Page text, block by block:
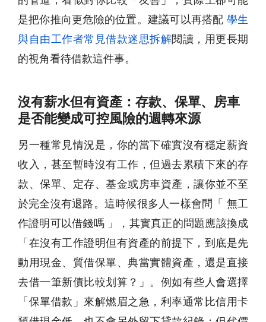
是把你推向更危險的位置。建議可以再搭配 學生
與自由工作者常見借款迷思拆解閱讀，用更長期
的視角看待借款這件事。
沒有薪水但有資產：存款、保單、房車
是否能變成可控風險的週轉來源
另一種常見情況是，你的當下確實沒有穩定薪資
收入，甚至暫時沒有工作，但過去累積下來的存
款、保單、定存、基金或房車資產，讓你並不至
於完全沒有退路。這時候很多人一樣會問「 無工
作證明可以借錢嗎 」，其實真正的問題應該換成
「在沒有工作證明但有資產的前提下，到底是先
動用現金、質借保單、典當實體資產，還是直接
去借一筆新債比較划算？」。例如有些人會選擇
「保單借款」來解燃眉之急，利率通常比信用卡